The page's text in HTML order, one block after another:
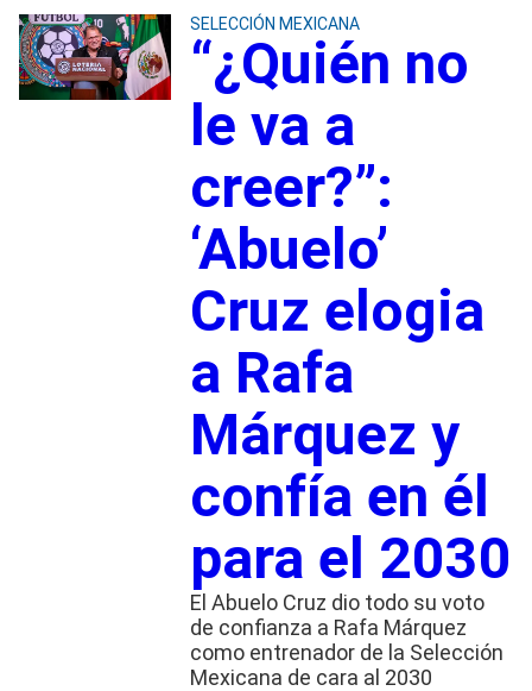
SELECCIÓN MEXICANA
“¿Quién no
le va a
creer?”:
‘Abuelo’
Cruz elogia
a Rafa
Márquez y
confía en él
para el 2030
El Abuelo Cruz dio todo su voto
de confianza a Rafa Márquez
como entrenador de la Selección
Mexicana de cara al 2030